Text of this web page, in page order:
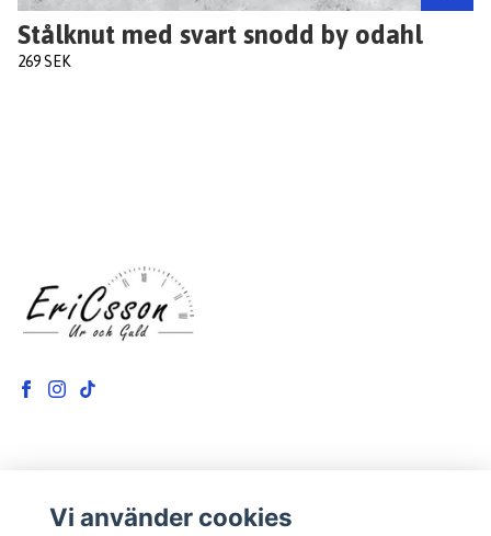
Stålknut med svart snodd by odahl
269 SEK
KontaktVi använder cookies